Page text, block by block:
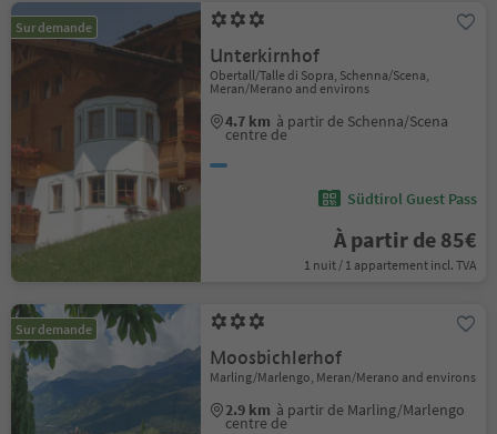
Sur demande
Unterkirnhof
Obertall/Talle di Sopra, Schenna/Scena,
Meran/Merano and environs
4.7 km à partir de Schenna/Scena
centre de
Südtirol Guest Pass
À partir de 85€
1 nuit / 1 appartement incl. TVA
Sur demande
Moosbichlerhof
Marling/Marlengo, Meran/Merano and environs
2.9 km à partir de Marling/Marlengo
centre de